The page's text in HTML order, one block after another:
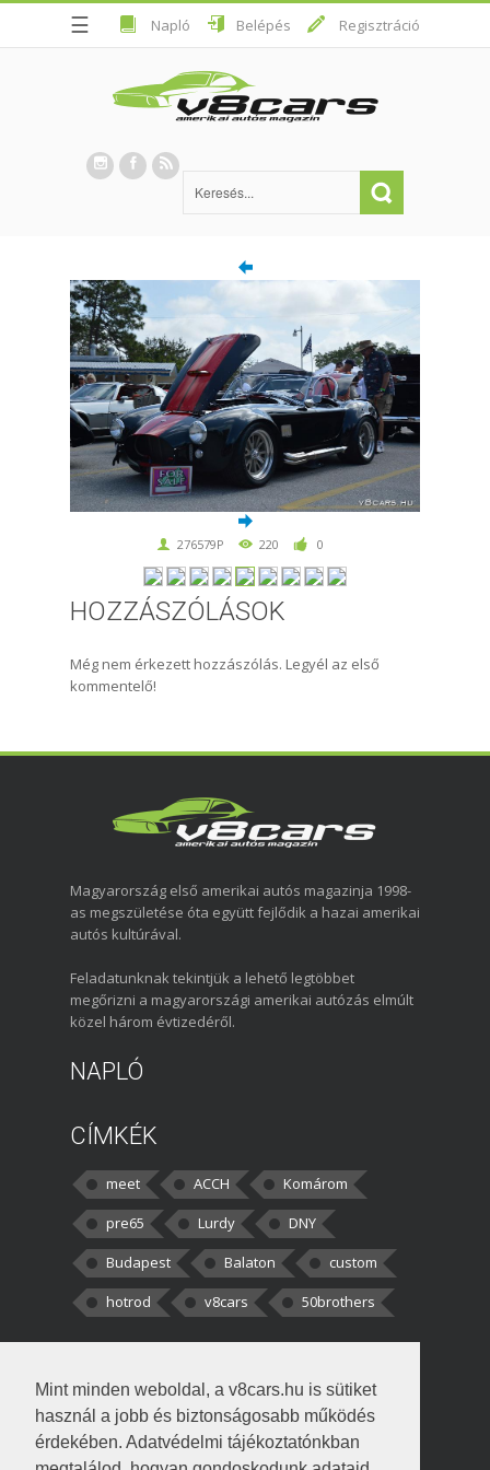
Mint minden weboldal, a v8cars.hu is sütiket
használ a jobb és biztonságosabb működés
érdekében. Adatvédelmi tájékoztatónkban
☰ Napló Belépés Regisztráció
276579P 220 0
HOZZÁSZÓLÁSOK
Még nem érkezett hozzászólás. Legyél az első
kommentelő!
Magyarország első amerikai autós magazinja 1998-
as megszületése óta együtt fejlődik a hazai amerikai
autós kultúrával.
Feladatunknak tekintjük a lehető legtöbbet
megőrizni a magyarországi amerikai autózás elmúlt
közel három évtizedéről.
NAPLÓ
CÍMKÉK
meet ACCH
Komárom
pre65
Lurdy
DNY
Budapest
Balaton
custom
hotrod
v8cars 50brothers
kortisz:Elszúrtam! Én csak két
darabbaal számoltam. Nem tudtam, hogy fél autót,